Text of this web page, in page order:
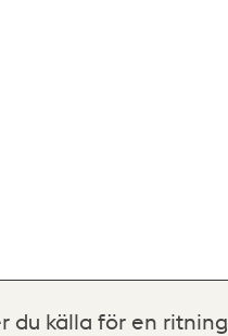
du källa för en ritning